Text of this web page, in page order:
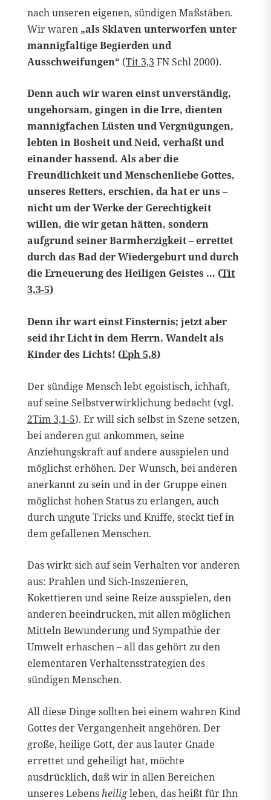
nach unseren eigenen, sündigen Maßstäben.
Wir waren „als Sklaven unterworfen unter
mannigfaltige Begierden und
Ausschweifungen“ (Tit 3,3 FN Schl 2000).
Denn auch wir waren einst unverständig,
ungehorsam, gingen in die Irre, dienten
mannigfachen Lüsten und Vergnügungen,
lebten in Bosheit und Neid, verhaßt und
einander hassend. Als aber die
Freundlichkeit und Menschenliebe Gottes,
unseres Retters, erschien, da hat er uns –
nicht um der Werke der Gerechtigkeit
willen, die wir getan hätten, sondern
aufgrund seiner Barmherzigkeit – errettet
durch das Bad der Wiedergeburt und durch
die Erneuerung des Heiligen Geistes … (Tit
3,3-5)
Denn ihr wart einst Finsternis; jetzt aber
seid ihr Licht in dem Herrn. Wandelt als
Kinder des Lichts! (Eph 5,8)
Der sündige Mensch lebt egoistisch, ichhaft,
auf seine Selbstverwirklichung bedacht (vgl.
2Tim 3,1-5). Er will sich selbst in Szene setzen,
bei anderen gut ankommen, seine
Anziehungskraft auf andere ausspielen und
möglichst erhöhen. Der Wunsch, bei anderen
anerkannt zu sein und in der Gruppe einen
möglichst hohen Status zu erlangen, auch
durch ungute Tricks und Kniffe, steckt tief in
dem gefallenen Menschen.
Das wirkt sich auf sein Verhalten vor anderen
aus: Prahlen und Sich-Inszenieren,
Kokettieren und seine Reize ausspielen, den
anderen beeindrucken, mit allen möglichen
Mitteln Bewunderung und Sympathie der
Umwelt erhaschen – all das gehört zu den
elementaren Verhaltensstrategien des
sündigen Menschen.
All diese Dinge sollten bei einem wahren Kind
Gottes der Vergangenheit angehören. Der
große, heilige Gott, der aus lauter Gnade
errettet und geheiligt hat, möchte
ausdrücklich, daß wir in allen Bereichen
unseres Lebensheiligleben, das heißt für Ihn